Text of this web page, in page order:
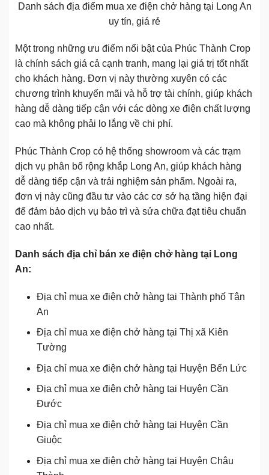
Danh sách địa điểm mua xe điện chở hàng tại Long An
uy tín, giá rẻ
Một trong những ưu điểm nổi bật của Phúc Thành Crop
là chính sách giá cả cạnh tranh, mang lại giá trị tốt nhất
cho khách hàng. Đơn vị này thường xuyên có các
chương trình khuyến mãi và hỗ trợ tài chính, giúp khách
hàng dễ dàng tiếp cận với các dòng xe điện chất lượng
cao mà không phải lo lắng về chi phí.
Phúc Thành Crop có hệ thống showroom và các trạm
dịch vụ phân bố rộng khắp Long An, giúp khách hàng
dễ dàng tiếp cận và trải nghiệm sản phẩm. Ngoài ra,
đơn vị này cũng đầu tư vào các cơ sở hạ tầng hiện đại
để đảm bảo dịch vụ bảo trì và sửa chữa đạt tiêu chuẩn
cao nhất.
Danh sách địa chỉ bán xe điện chở hàng tại Long
An:
Địa chỉ mua xe điện chở hàng tại Thành phố Tân
An
Địa chỉ mua xe điện chở hàng tại Thị xã Kiên
Tường
Địa chỉ mua xe điện chở hàng tại Huyện Bến Lức
Địa chỉ mua xe điện chở hàng tại Huyện Cần
Đước
Địa chỉ mua xe điện chở hàng tại Huyện Cần
Giuộc
Địa chỉ mua xe điện chở hàng tại Huyện Châu